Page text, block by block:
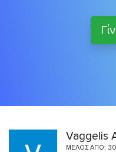
Vaggelis
ΜΈΛΟΣ ΑΠΌ: